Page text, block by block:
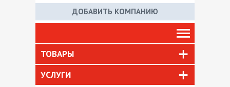
ДОБАВИТЬ КОМПАНИЮ
ТОВАРЫ
УСЛУГИ